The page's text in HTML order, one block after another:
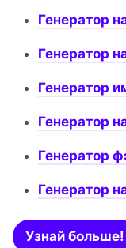
Генератор
Генератор
Генератор
Генератор
Генератор
Генератор
Узнай больше!